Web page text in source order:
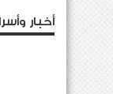
أخبار